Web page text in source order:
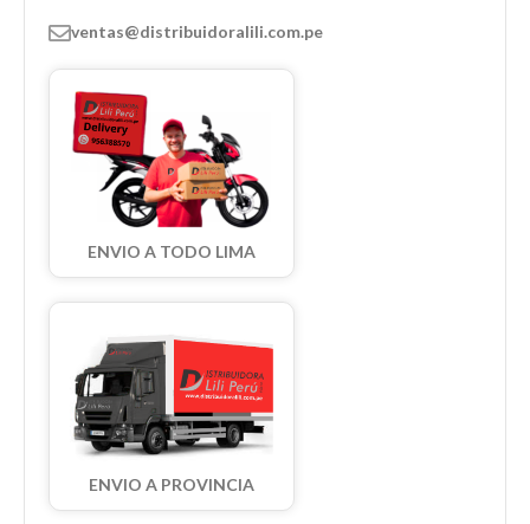
ventas@distribuidoralili.com.pe
ENVIO A TODO LIMA
ENVIO A PROVINCIA